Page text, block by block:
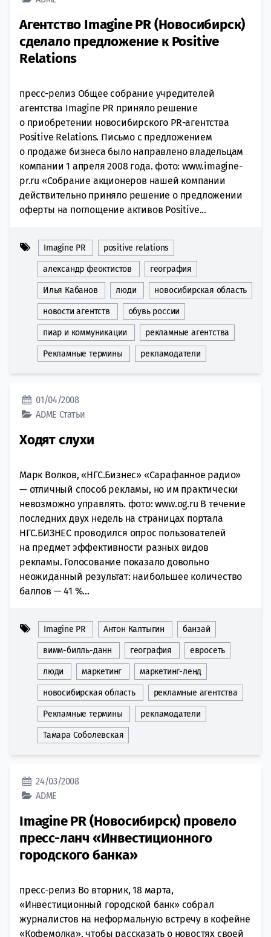
Агентство Imagine PR (Новосибирск)
сделало предложение к Positive
Relations
пресс-релиз Общее собрание учредителей
агентства Imagine PR приняло решение
о приобретении новосибирского PR-агентства
Positive Relations. Письмо с предложением
о продаже бизнеса было направлено владельцам
компании 1 апреля 2008 года. фото: www.imagine-
pr.ru «Собрание акционеров нашей компании
действительно приняло решение о предложении
оферты на поглощение активов Positive...
Imagine PR positive relations
александр феоктистов география
Илья Кабанов люди новосибирская область
новости агентств обувь россии
пиар и коммуникации рекламные агентства
Рекламные термины рекламодатели
01/04/2008
ADME Статьи
Ходят слухи
Марк Волков, «НГС.Бизнес» «Сарафанное радио»
— отличный способ рекламы, но им практически
невозможно управлять. фото: www.og.ru В течение
последних двух недель на страницах портала
НГС.БИЗНЕС проводился опрос пользователей
на предмет эффективности разных видов
рекламы. Голосование показало довольно
неожиданный результат: наибольшее количество
баллов — 41 %...
Imagine PR Антон Калтыгин банзай
вимм-билль-данн география евросеть
люди маркетинг маркетинг-ленд
новосибирская область рекламные агентства
Рекламные термины рекламодатели
Тамара Соболевская
24/03/2008
ADME
Imagine PR (Новосибирск) провело
пресс-ланч «Инвестиционного
городского банка»
пресс-релиз Во вторник, 18 марта,
«Инвестиционный городской банк» собрал
журналистов на неформальную встречу в кофейне
«Кофемолка», чтобы рассказать о новостях своей